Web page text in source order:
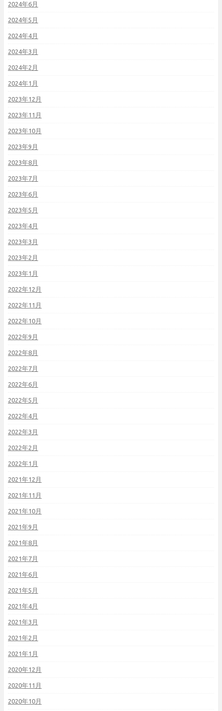
2024年6月
2024年5月
2024年4月
2024年3月
2024年2月
2024年1月
2023年12月
2023年11月
2023年10月
2023年9月
2023年8月
2023年7月
2023年6月
2023年5月
2023年4月
2023年3月
2023年2月
2023年1月
2022年12月
2022年11月
2022年10月
2022年9月
2022年8月
2022年7月
2022年6月
2022年5月
2022年4月
2022年3月
2022年2月
2022年1月
2021年12月
2021年11月
2021年10月
2021年9月
2021年8月
2021年7月
2021年6月
2021年5月
2021年4月
2021年3月
2021年2月
2021年1月
2020年12月
2020年11月
2020年10月